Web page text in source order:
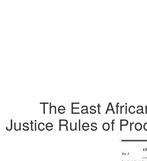
1. The East
Justice Rules of